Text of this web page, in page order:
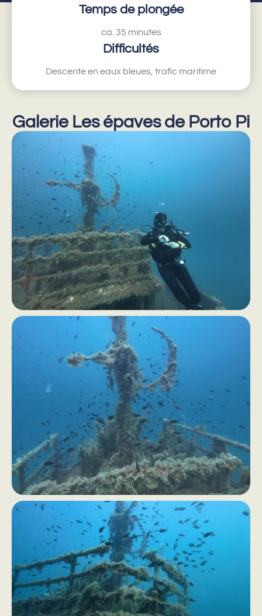
Temps de plongée
ca. 35 minutes
Difficultés
Descente en eaux bleues, trafic maritime
Galerie Les épaves de Porto Pi